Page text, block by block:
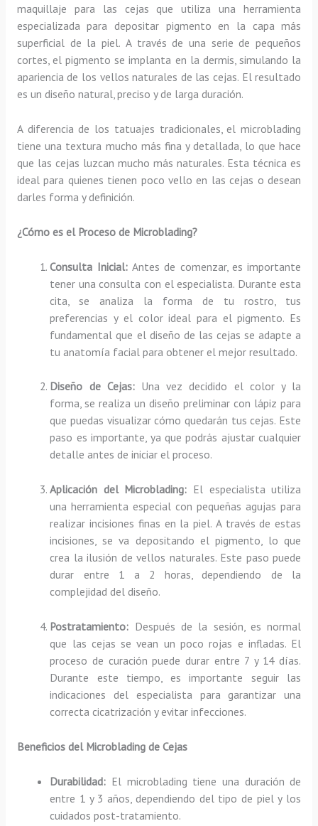
maquillaje para las cejas que utiliza una herramienta
especializada para depositar pigmento en la capa más
superficial de la piel. A través de una serie de pequeños
cortes, el pigmento se implanta en la dermis, simulando la
apariencia de los vellos naturales de las cejas. El resultado
es un diseño natural, preciso y de larga duración.
A diferencia de los tatuajes tradicionales, el microblading
tiene una textura mucho más fina y detallada, lo que hace
que las cejas luzcan mucho más naturales. Esta técnica es
ideal para quienes tienen poco vello en las cejas o desean
darles forma y definición.
¿Cómo es el Proceso de Microblading?
Consulta Inicial:Antes de comenzar, es importante
tener una consulta con el especialista. Durante esta
cita, se analiza la forma de tu rostro, tus
preferencias y el color ideal para el pigmento. Es
fundamental que el diseño de las cejas se adapte a
tu anatomía facial para obtener el mejor resultado.
Diseño de Cejas:Una vez decidido el color y la
forma, se realiza un diseño preliminar con lápiz para
que puedas visualizar cómo quedarán tus cejas. Este
paso es importante, ya que podrás ajustar cualquier
detalle antes de iniciar el proceso.
Aplicación del Microblading: El especialista utiliza
una herramienta especial con pequeñas agujas para
realizar incisiones finas en la piel. A través de estas
incisiones, se va depositando el pigmento, lo que
crea la ilusión de vellos naturales. Este paso puede
durar entre 1 a 2 horas, dependiendo de la
complejidad del diseño.
Postratamiento: Después de la sesión, es normal
que las cejas se vean un poco rojas e infladas. El
proceso de curación puede durar entre 7 y 14 días.
Durante este tiempo, es importante seguir las
indicaciones del especialista para garantizar una
correcta cicatrización y evitar infecciones.
Beneficios del Microblading de Cejas
Durabilidad: El microblading tiene una duración de
entre 1 y 3 años, dependiendo del tipo de piel y los
cuidados post-tratamiento.